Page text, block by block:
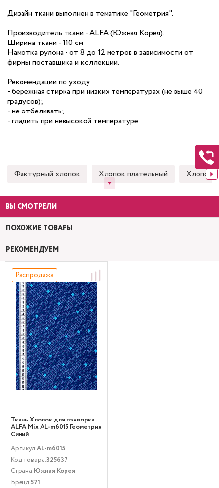
Дизайн ткани выполнен в тематике "Геометрия".
Производитель ткани - ALFA (Южная Корея).
Ширина ткани - 110 см
Намотка рулона - от 8 до 12 метров в зависимости от
фирмы поставщика и коллекции.
Рекомендации по уходу:
- бережная стирка при низких температурах (не выше 40
градусов);
- не отбеливать;
- гладить при невысокой температуре.
Фактурный хлопок Хлопок плательный Хлопок
ВЫ СМОТРЕЛИ
ПОХОЖИЕ ТОВАРЫ
РЕКОМЕНДУЕМ
Распродажа
Ткань Хлопок для пэчворка
ALFA Mix AL-m6015 Геометрия
Синий
Артикул:AL-m6015
Код товара:325637
Страна:Южная Корея
Бренд:571